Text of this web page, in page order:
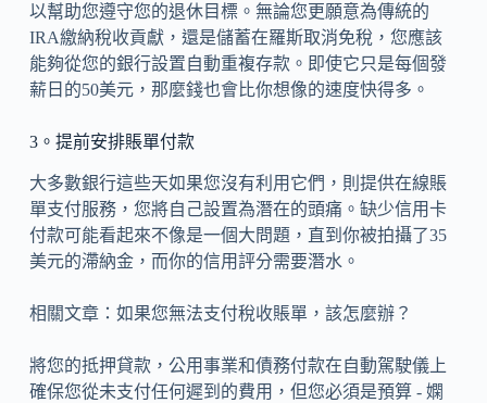
以幫助您遵守您的退休目標。無論您更願意為傳統的
IRA繳納稅收貢獻，還是儲蓄在羅斯取消免稅，您應該
能夠從您的銀行設置自動重複存款。即使它只是每個發
薪日的50美元，那麼錢也會比你想像的速度快得多。
3。提前安排賬單付款
大多數銀行這些天如果您沒有利用它們，則提供在線賬
單支付服務，您將自己設置為潛在的頭痛。缺少信用卡
付款可能看起來不像是一個大問題，直到你被拍攝了35
美元的滯納金，而你的信用評分需要潛水。
相關文章：如果您無法支付稅收賬單，該怎麼辦？
將您的抵押貸款，公用事業和債務付款在自動駕駛儀上
確保您從未支付任何遲到的費用，但您必須是預算 - 嫻